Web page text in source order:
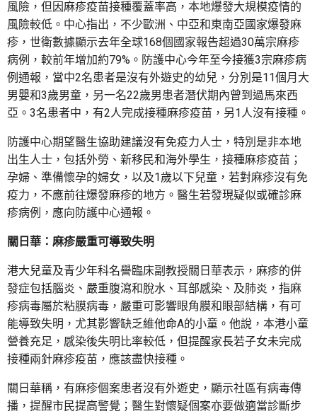
風險，但因麻疹疫苗接種覆蓋率高，本地爆發大規模疫情的
風險較低。中心指出，不少歐洲、中亞和東南亞國家爆發麻
疹，世衛數據顯示去年全球168個國家報告超過30萬宗麻疹
病例，較前年增加約79%。防護中心今年至今接獲3宗麻疹病
例通報，當中2名患者是沒有外遊史的幼兒，分別是11個月大
男嬰和3歲男童，另一名22歲男患者潛伏期內曾到過馬來西
亞。3名患者中，有2人完成接種麻疹疫苗，另1人沒有接種。
防護中心期望醫生協助建議沒有免疫力人士，特別是非本地
出生人士，包括外勞、新移民和海外學生，接種麻疹疫苗；
孕婦、準備懷孕的婦女，以及1歲以下兒童，若對麻疹沒有免
疫力，不應前往爆發麻疹的地方。醫生若發現疑似或確診麻
疹病例，應向防護中心通報。
關日華：麻疹嚴重可導致失明
港大兒童及青少年科名譽臨床副教授關日華表示，麻疹的併
發症包括腦炎、嚴重腹瀉和脫水、耳部感染、及肺炎，指麻
疹病毒屬於粘膜病毒，嚴重可影響眼角膜和眼部結構，有可
能導致失明，尤其影響缺乏維他命A的小童。他說，本港小童
營養充足，感染後失明比率較低，但提醒家長若子女未完成
接種兩針麻疹疫苗，應該盡快接種。
關日華稱，有麻疹個案患者沒有外遊史，顯示社區有病毒傳
播，提醒市民提高警覺；醫生對懷疑個案亦要做適當診斷步